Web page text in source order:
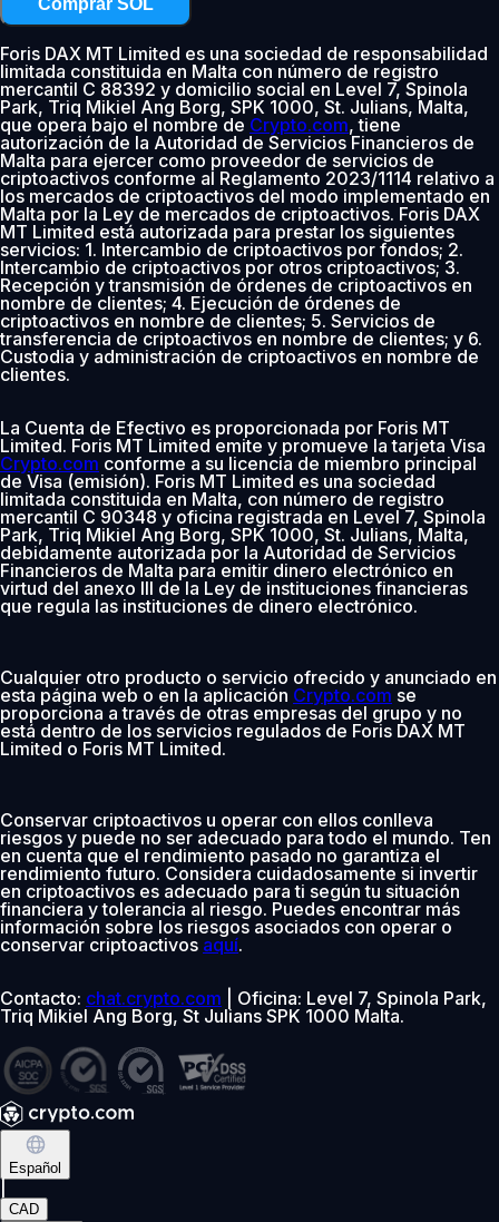
Foris DAX MT Limited es una sociedad de responsabilidad
limitada constituida en Malta con número de registro
mercantil C 88392 y domicilio social en Level 7, Spinola
Park, Triq Mikiel Ang Borg, SPK 1000, St. Julians, Malta,
que opera bajo el nombre de Crypto.com, tiene
autorización de la Autoridad de Servicios Financieros de
Malta para ejercer como proveedor de servicios de
criptoactivos conforme al Reglamento 2023/1114 relativo a
los mercados de criptoactivos del modo implementado en
Malta por la Ley de mercados de criptoactivos. Foris DAX
MT Limited está autorizada para prestar los siguientes
servicios: 1. Intercambio de criptoactivos por fondos; 2.
Intercambio de criptoactivos por otros criptoactivos; 3.
Recepción y transmisión de órdenes de criptoactivos en
nombre de clientes; 4. Ejecución de órdenes de
criptoactivos en nombre de clientes; 5. Servicios de
transferencia de criptoactivos en nombre de clientes; y 6.
Custodia y administración de criptoactivos en nombre de
clientes.
La Cuenta de Efectivo es proporcionada por Foris MT
Limited. Foris MT Limited emite y promueve la tarjeta Visa
Crypto.com conforme a su licencia de miembro principal
de Visa (emisión). Foris MT Limited es una sociedad
limitada constituida en Malta, con número de registro
mercantil C 90348 y oficina registrada en Level 7, Spinola
Park, Triq Mikiel Ang Borg, SPK 1000, St. Julians, Malta,
debidamente autorizada por la Autoridad de Servicios
Financieros de Malta para emitir dinero electrónico en
virtud del anexo III de la Ley de instituciones financieras
que regula las instituciones de dinero electrónico.
Cualquier otro producto o servicio ofrecido y anunciado en
esta página web o en la aplicación Crypto.com se
proporciona a través de otras empresas del grupo y no
está dentro de los servicios regulados de Foris DAX MT
Limited o Foris MT Limited.
Conservar criptoactivos u operar con ellos conlleva
riesgos y puede no ser adecuado para todo el mundo. Ten
en cuenta que el rendimiento pasado no garantiza el
rendimiento futuro. Considera cuidadosamente si invertir
en criptoactivos es adecuado para ti según tu situación
financiera y tolerancia al riesgo. Puedes encontrar más
información sobre los riesgos asociados con operar o
conservar criptoactivos aquí.
Contacto: chat.crypto.com | Oficina: Level 7, Spinola Park,
Triq Mikiel Ang Borg, St Julians SPK 1000 Malta.
Español
CAD